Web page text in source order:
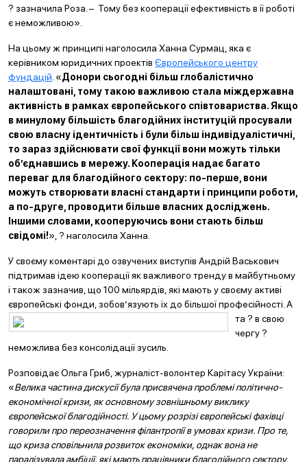
? зазначила Роза. – Тому без кооперації ефективність в її роботі
є неможливою».
На цьому ж принципі наголосила Ханна Сурмац, яка є
керівником юридичних проектів Європейського центру
фундацій . «Донори сьогодні більш глобалістично
налаштовані, тому такою важливою стала міждержавна
активність в рамках європейського співтовариства. Якщо
в минулому більшість благодійних інституцій просували
свою власну ідентичність і були більш індивідуалістичні,
то зараз здійснювати свої функції вони можуть тільки
об’єднавшись в мережу. Кооперація надає багато
переваг для благодійного сектору: по-перше, вони
можуть створювати власні стандарти і принципи роботи,
а по-друге, проводити більше власних досліджень.
Іншими словами, кооперуючись вони стають більш
свідомі!», ? наголосила Ханна.
У своєму коментарі до озвучених виступів Андрій Васькович
підтримав ідею кооперації як важливого тренду в майбутньому
і також зазначив, що 100 мільярдів, які мають у своєму активі
європейські фонди, зобов’язують їх до більшої професійності. А
та ? в свою
чергу ?
неможлива без консолідації зусиль.
Розповідає Ольга Гриб, журналіст-волонтер Карітасу України:
«Велика частина дискусії була присвячена проблемі політично-
економічної кризи, як основному зовнішньому виклику
європейської благодійності. У цьому розрізі європейські фахівці
говорили про переозначення філантропії в умовах кризи. Про те,
що криза сповільнила розвиток економіки, однак вона не
паралізувала амбіції, які мають працівники благодійного сектору.